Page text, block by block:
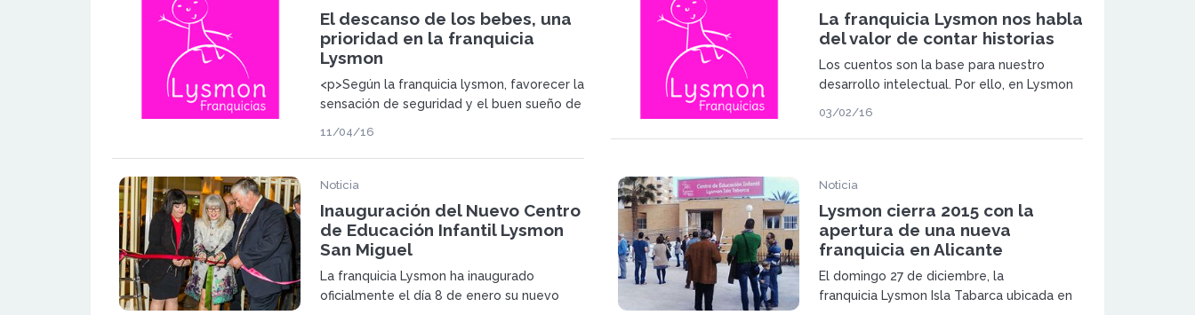
El descanso de los bebes, una
prioridad en la franquicia
Lysmon
<p>Según la franquicia lysmon, favorecer la
sensación de seguridad y el buen sueño de
11/04/16
La franquicia Lysmon nos habla
del valor de contar historias
Los cuentos son la base para nuestro
desarrollo intelectual. Por ello, en Lysmon
con mayor rapidez, estimulando su
03/02/16
Noticia
Inauguración del Nuevo Centro
de Educación Infantil Lysmon
San Miguel
La franquicia Lysmon ha inaugurado
oficialmente el día 8 de enero su nuevo
Noticia
Lysmon cierra 2015 con la
apertura de una nueva
franquicia en Alicante
El domingo 27 de diciembre, la
franquicia Lysmon Isla Tabarca ubicada en